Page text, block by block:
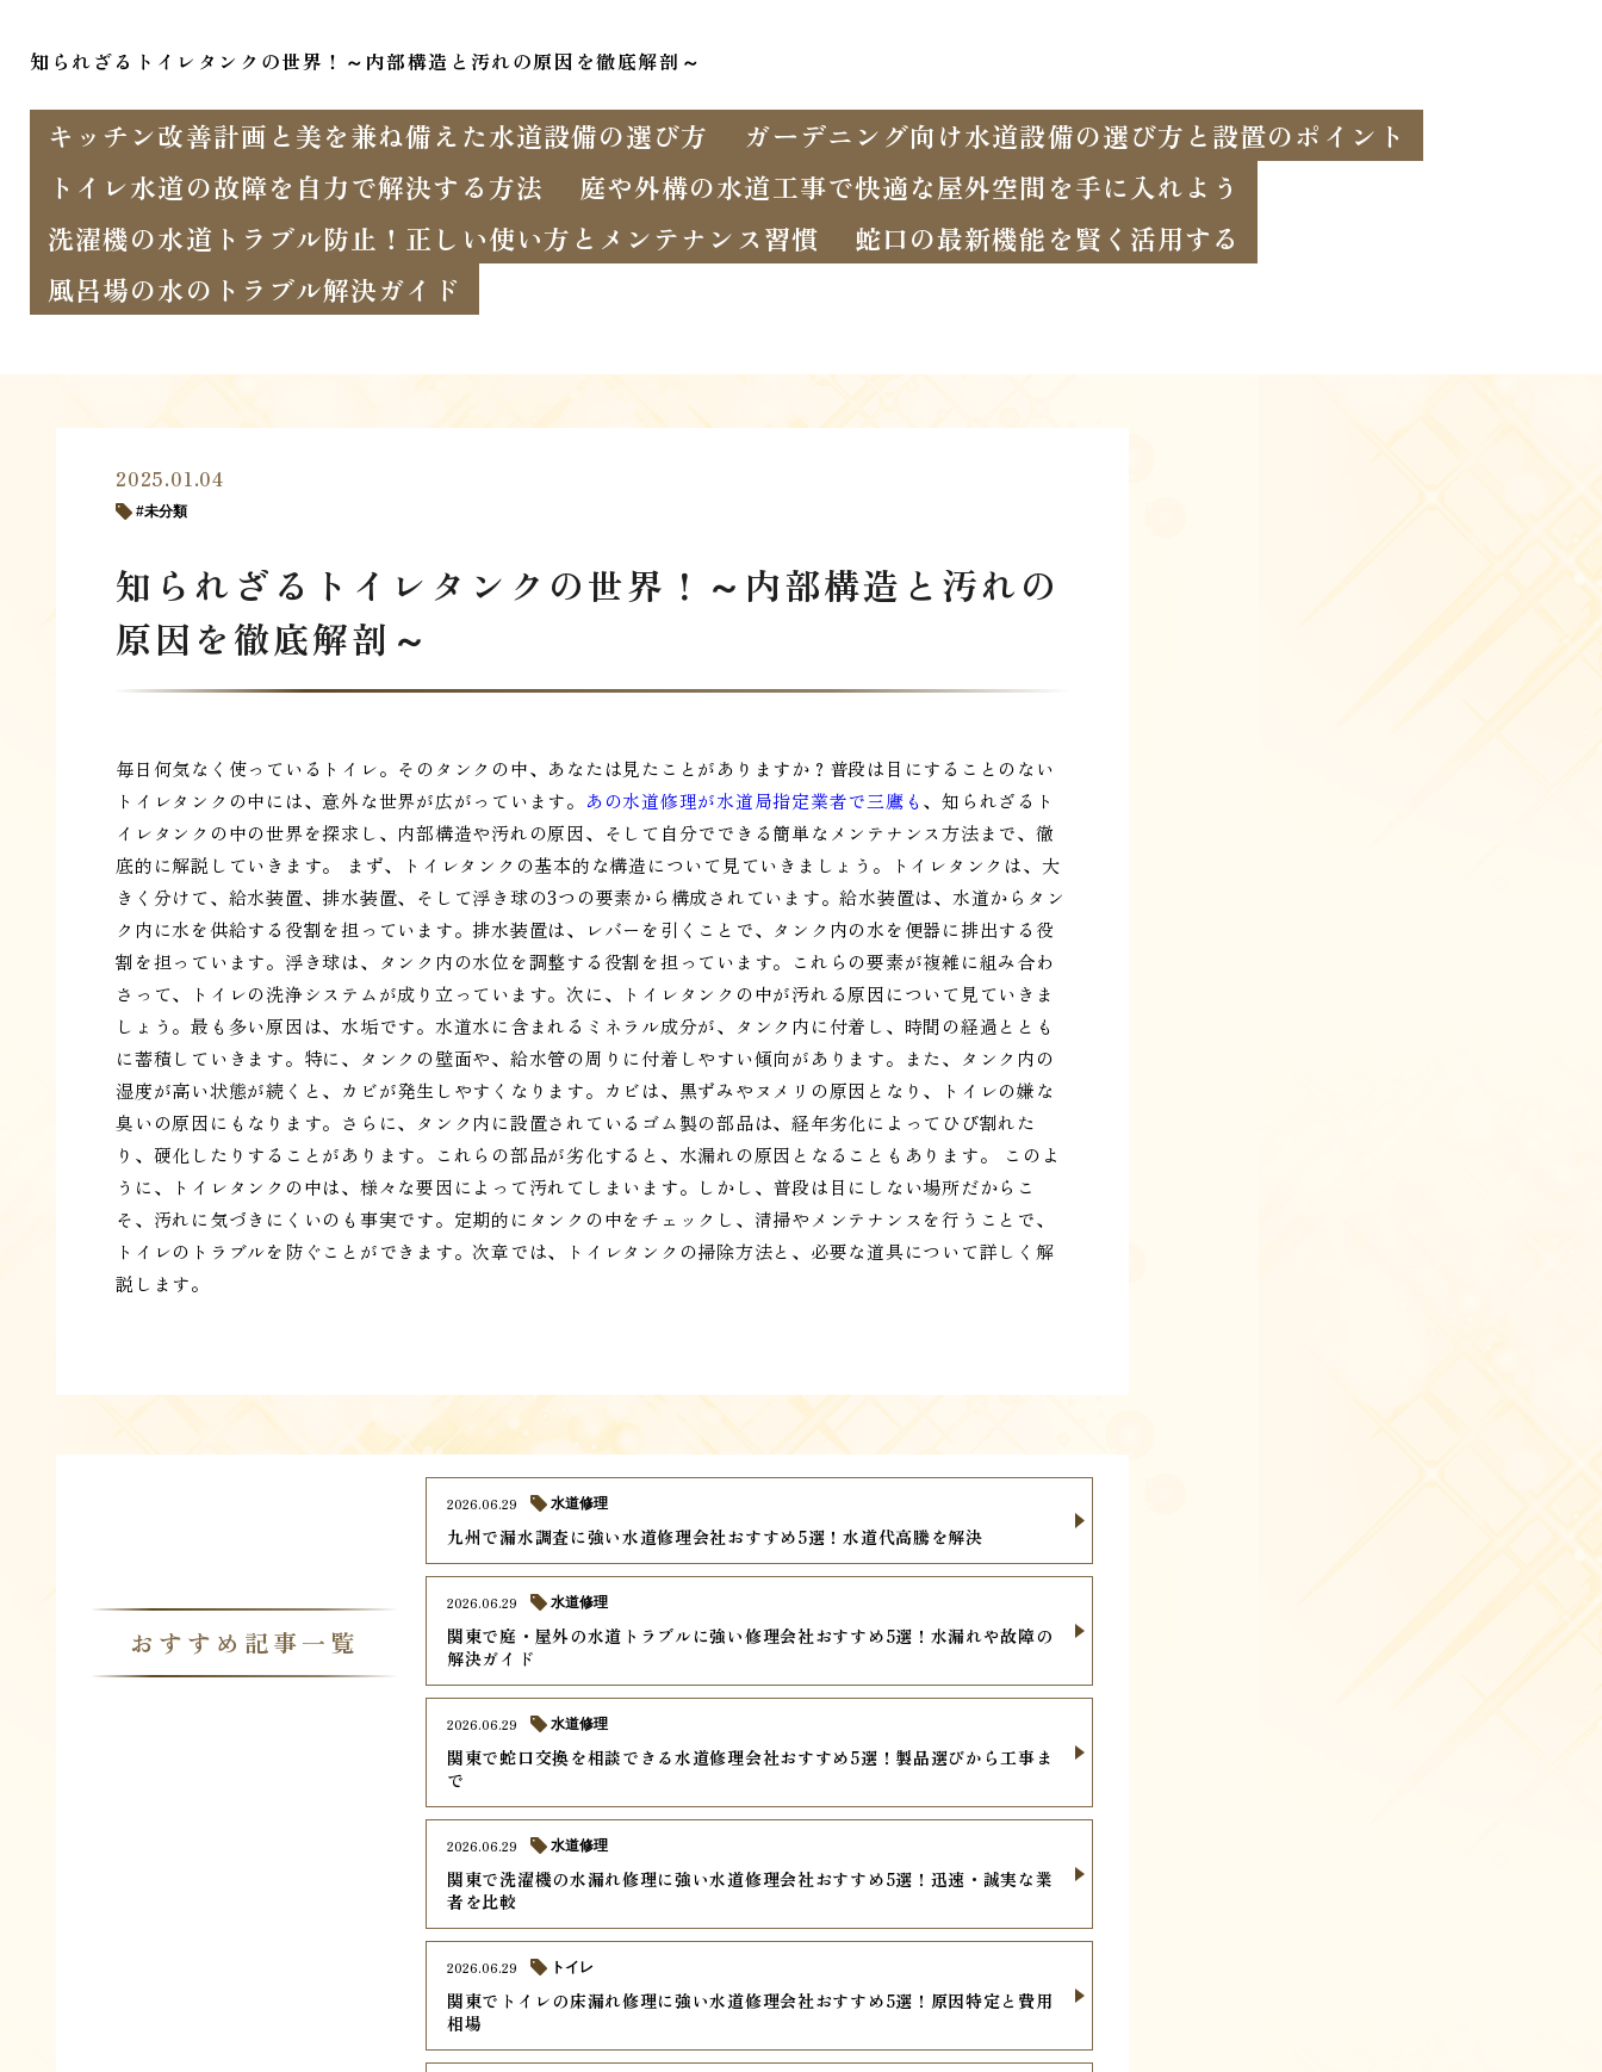
知られざるトイレタンクの世界！～内部構造と汚れの原因を徹底解剖～
キッチン改善計画と美を兼ね備えた水道設備の選び方
ガーデニング向け水道設備の選び方と設置のポイント
トイレ水道の故障を自力で解決する方法
庭や外構の水道工事で快適な屋外空間を手に入れよう
洗濯機の水道トラブル防止！正しい使い方とメンテナンス習慣
蛇口の最新機能を賢く活用する
風呂場の水のトラブル解決ガイド
2025.01.04
未分類
知られざるトイレタンクの世界！～内部構造と汚れの
原因を徹底解剖～
毎日何気なく使っているトイレ。そのタンクの中、あなたは見たことがありますか？普段は目にすることのない
トイレタンクの中には、意外な世界が広がっています。 あの水道修理が水道局指定業者で三鷹も、知られざるト
イレタンクの中の世界を探求し、内部構造や汚れの原因、そして自分でできる簡単なメンテナンス方法まで、徹
底的に解説していきます。 まず、トイレタンクの基本的な構造について見ていきましょう。トイレタンクは、大
きく分けて、給水装置、排水装置、そして浮き球の3つの要素から構成されています。給水装置は、水道からタン
ク内に水を供給する役割を担っています。排水装置は、レバーを引くことで、タンク内の水を便器に排出する役
割を担っています。浮き球は、タンク内の水位を調整する役割を担っています。これらの要素が複雑に組み合わ
さって、トイレの洗浄システムが成り立っています。次に、トイレタンクの中が汚れる原因について見ていきま
しょう。最も多い原因は、水垢です。水道水に含まれるミネラル成分が、タンク内に付着し、時間の経過ととも
に蓄積していきます。特に、タンクの壁面や、給水管の周りに付着しやすい傾向があります。また、タンク内の
湿度が高い状態が続くと、カビが発生しやすくなります。カビは、黒ずみやヌメリの原因となり、トイレの嫌な
臭いの原因にもなります。さらに、タンク内に設置されているゴム製の部品は、経年劣化によってひび割れた
り、硬化したりすることがあります。これらの部品が劣化すると、水漏れの原因となることもあります。 このよ
うに、トイレタンクの中は、様々な要因によって汚れてしまいます。しかし、普段は目にしない場所だからこ
そ、汚れに気づきにくいのも事実です。定期的にタンクの中をチェックし、清掃やメンテナンスを行うことで、
トイレのトラブルを防ぐことができます。次章では、トイレタンクの掃除方法と、必要な道具について詳しく解
説します。
おすすめ記事一覧
九州で漏水調査に強い水道修理会社おすすめ5選！水道代高騰を解決
2026.06.29 水道修理
関東で庭・屋外の水道トラブルに強い修理会社おすすめ5選！水漏れや故障の
解決ガイド
2026.06.29 水道修理
関東で蛇口交換を相談できる水道修理会社おすすめ5選！製品選びから工事ま
で
2026.06.29 水道修理
関東で洗濯機の水漏れ修理に強い水道修理会社おすすめ5選！迅速・誠実な業
者を比較
2026.06.29 水道修理
関東でトイレの床漏れ修理に強い水道修理会社おすすめ5選！原因特定と費用
相場
2026.06.29 トイレ